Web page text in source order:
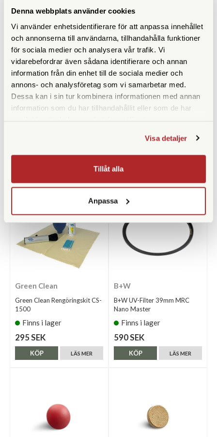
Denna webbplats använder cookies
Vi använder enhetsidentifierare för att anpassa innehållet
och annonserna till användarna, tillhandahålla funktioner
för sociala medier och analysera vår trafik. Vi
vidarebefordrar även sådana identifierare och annan
information från din enhet till de sociala medier och
annons- och analysföretag som vi samarbetar med.
Dessa kan i sin tur kombinera informationen med annan
information som du har tillhandahållit eller som de har
Visa detaljer
Tillåt alla
Anpassa
Zeiss B+W
Finns i lager
Green Clean
Green Clean Rengöringskit CS-
1500
Finns i lager
295 SEK
LÄS MER
KÖP
B+W
B+W UV-Filter 39mm MRC
Nano Master
Finns i lager
590 SEK
LÄS MER
KÖP